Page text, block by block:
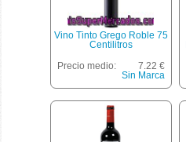
Vino Tinto Grego Roble 75
Centilitros
Precio medio:
7.22 €
Sin Marca